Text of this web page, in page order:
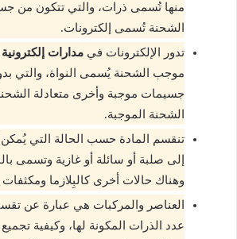
منها تُسمى ذرات، والتي تتكون من
الشحنة تُسمى إلكترونات.
تدور الإلكترونات في مدارات إلكترونية
موجب الشحنة يُسمى النواة، والتي
جسيمات موجبة وأخرى متعادلة
الشحنة الموجبة.
تنقسم المادة حسب الحالة التي يُمكن
إلى صلبة أو سائلة أو غازية وتسمى
وهناك حالات أخرى كالبِلازما ومكثفات
العناصر والمركبات هي عبارة عن
عدد الذرات المكونة لها، وكيفية